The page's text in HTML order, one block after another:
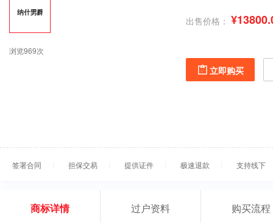
浏览969次
出售价格：
立即购买
签署合同 担保交易 提供证件 极速退款 支持线下
商标详情 过户资料 购买流程